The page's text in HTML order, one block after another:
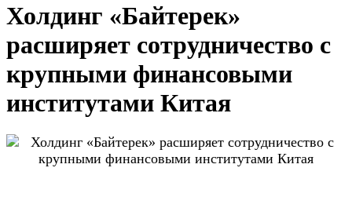
Холдинг «Байтерек»
расширяет сотрудничество с
крупными финансовыми
институтами Китая